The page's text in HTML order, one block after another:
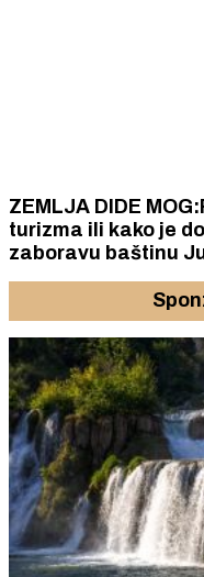
ZEMLJA DIDE
turizma ili kako je don Stipe Perkov oteo
zaboravu baštinu